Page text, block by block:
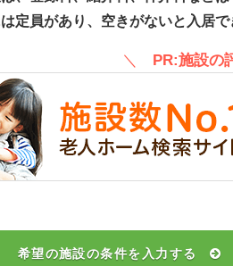
定員があり、空きがないと入居
＼ PR:施設の
希望の施設の条件を入力する